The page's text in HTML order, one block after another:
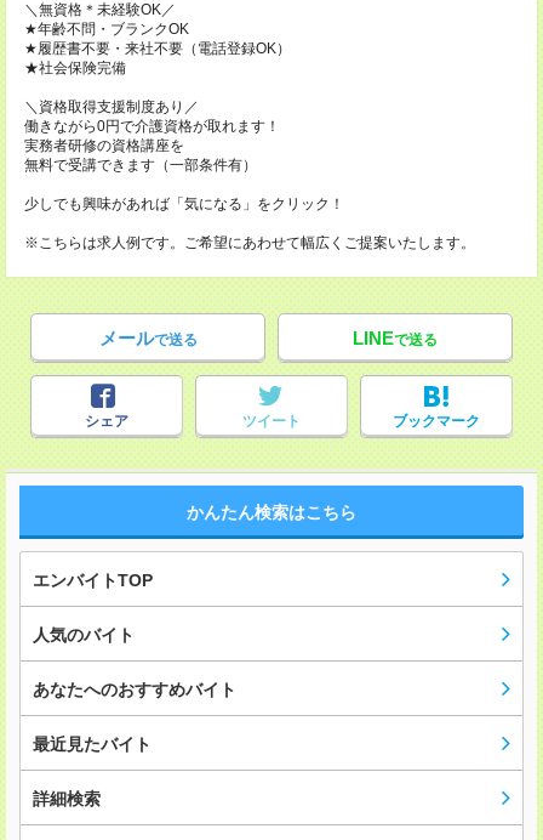
＼無資格＊未経験OK／
★年齢不問・ブランクOK
★履歴書不要・来社不要（電話登録OK）
★社会保険完備
＼資格取得支援制度あり／
働きながら0円で介護資格が取れます！
実務者研修の資格講座を
無料で受講できます（一部条件有）
少しでも興味があれば「気になる」をクリック！
※こちらは求人例です。ご希望にあわせて幅広くご提案いたします。
メールで送る LINEで送る
シェア ツイート ブックマーク
かんたん検索はこちら
エンバイトTOP
人気のバイト
あなたへのおすすめバイト
最近見たバイト
詳細検索